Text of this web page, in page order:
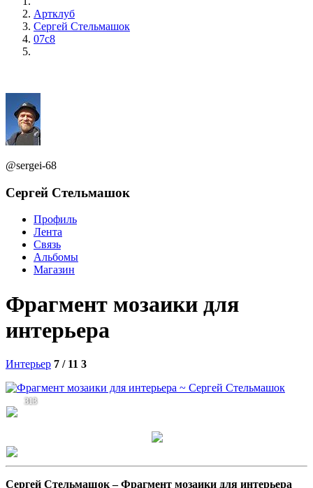
Артклуб
Сергей Стельмашок
07c8
@sergei-68
Сергей Стельмашок
Профиль
Лента
Связь
Альбомы
Магазин
Фрагмент мозаики для
интерьера
Интерьер 7 / 11 3
313
Сергей Стельмашок –Фрагмент мозаики для интерьера